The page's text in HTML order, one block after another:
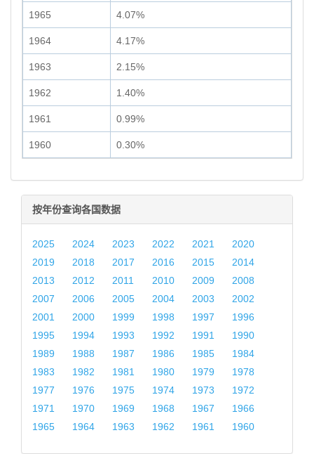
1965 4.07%
1964 4.17%
1963 2.15%
1962 1.40%
1961 0.99%
1960 0.30%
按年份查询各国数据
2025 2024 2023 2022 2021
2020
2019
2018 2017 2016 2015
2014
2013
2012 2011 2010 2009
2008
2007
2006 2005 2004 2003
2002
2001
2000 1999 1998 1997
1996
1995
1994 1993 1992 1991
1990
1989
1988 1987 1986 1985
1984
1983
1982 1981 1980 1979
1978
1977
1976 1975 1974 1973
1972
1971
1970 1969 1968 1967
1966
1965
1964 1963 1962 1961 1960